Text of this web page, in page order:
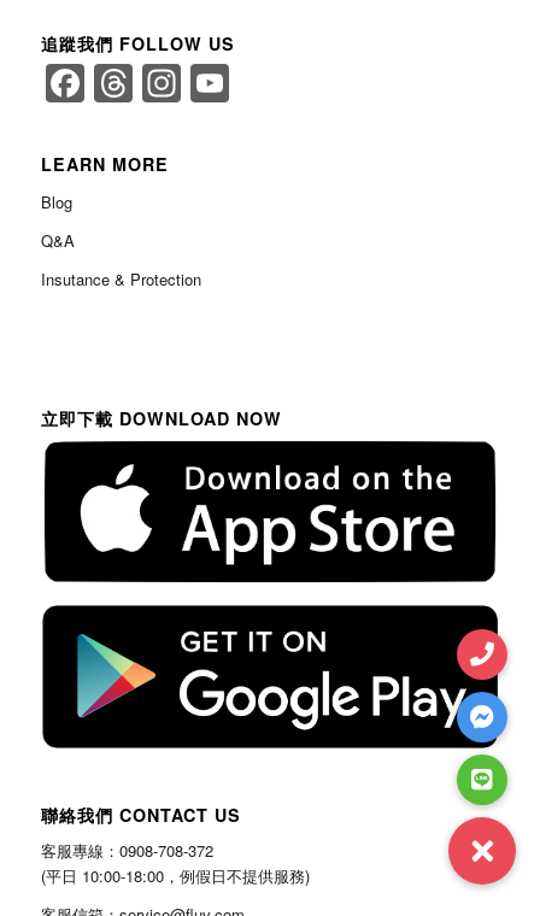
追蹤我們 FOLLOW US
Facebook
Threads
Instagram
YouTube
LEARN MORE
Blog
Q&A
Insutance & Protection
立即下載 DOWNLOAD NOW
聯絡我們 CONTACT US
客服專線：0908-708-372
(平日 10:00-18:00，例假日不提供服務)